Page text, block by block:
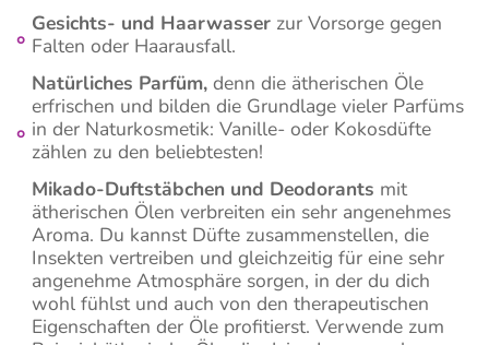
Gesichts- und Haarwasser zur Vorsorge gegen
Falten oder Haarausfall.
Natürliches Parfüm, denn die ätherischen Öle
erfrischen und bilden die Grundlage vieler Parfüms
in der Naturkosmetik: Vanille- oder Kokosdüfte
zählen zu den beliebtesten!
Mikado-Duftstäbchen und Deodorants mit
ätherischen Ölen verbreiten ein sehr angenehmes
Aroma. Du kannst Düfte zusammenstellen, die
Insekten vertreiben und gleichzeitig für eine sehr
angenehme Atmosphäre sorgen, in der du dich
wohl fühlst und auch von den therapeutischen
Eigenschaften der Öle profitierst. Verwende zum